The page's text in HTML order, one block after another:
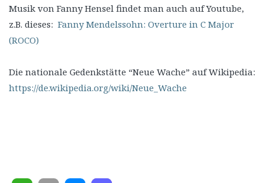
Musik von Fanny Hensel findet man auch auf Youtube,
z.B. dieses: Fanny Mendelssohn: Overture in C Major
(ROCO)
Die nationale Gedenkstätte “Neue Wache” auf Wikipedia:
https://de.wikipedia.org/wiki/Neue_Wache